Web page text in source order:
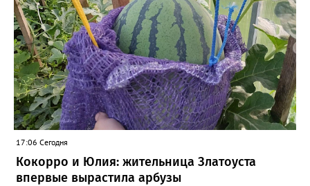
17:06 Сегодня
Кокорро и Юлия: жительница Златоуста
впервые вырастила арбузы